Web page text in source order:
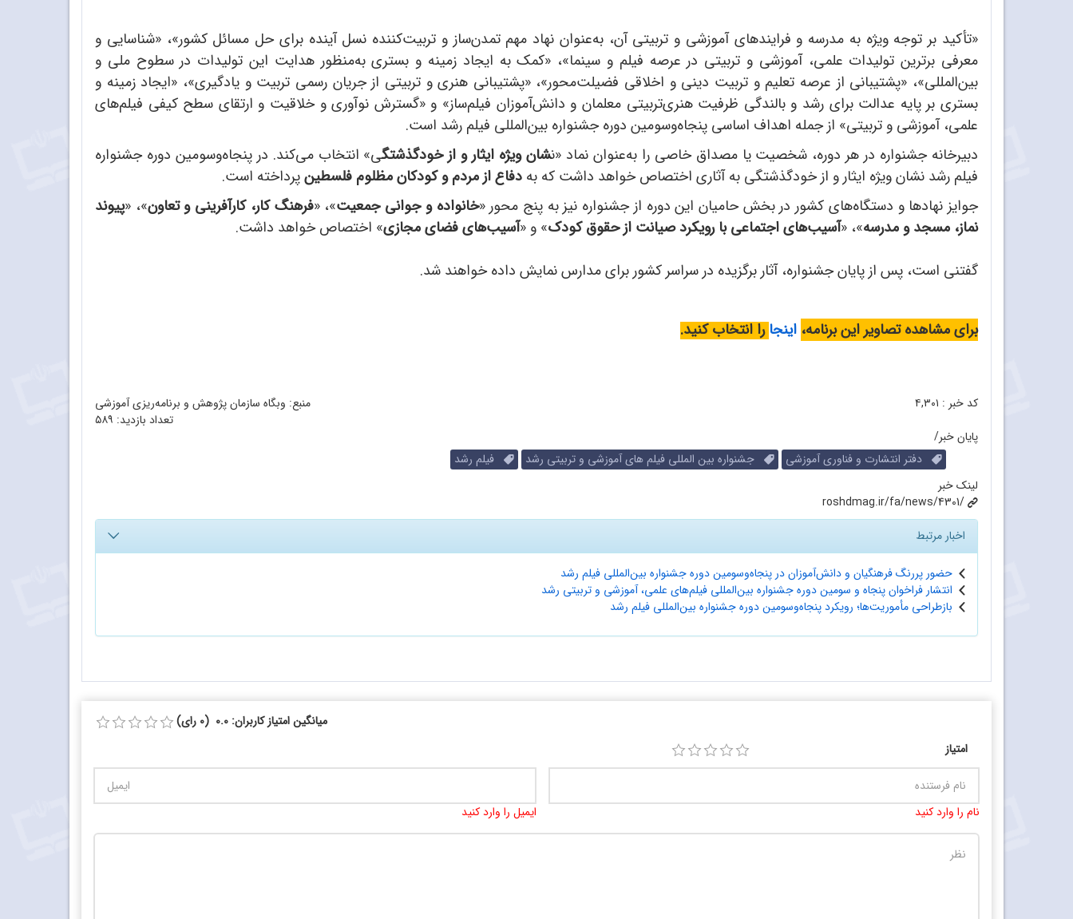
«تأکید بر توجه ویژه به مدرسه و فرایندهای آموزشی و تربیتی آن، به‌عنوان نهاد مهم تمدن‌ساز و تربیت‌کننده نسل آینده برای حل مسائل کشور»، «شناسایی و
معرفی برترین تولیدات علمی، آموزشی و تربیتی در عرصه فیلم و سینما»، «کمک به ایجاد زمینه و بستری به‌منظور هدایت این تولیدات در سطوح ملی و
بین‌المللی»، «پشتیبانی از عرصه تعلیم و تربیت دینی و اخلاقی فضیلت‌محور»، «پشتیبانی هنری و تربیتی از جریان رسمی تربیت و یادگیری»، «ایجاد زمینه و
بستری بر پایه عدالت برای رشد و بالندگی ظرفیت هنری‌تربیتی معلمان و دانش‌آموزان فیلم‌ساز» و «گسترش نوآوری و خلاقیت و ارتقای سطح کیفی فیلم‌های
علمی، آموزشی و تربیتی» از جمله اهداف اساسی پنجاه‌و‌سومین دوره جشنواره بین‌المللی فیلم‌ رشد است.
دبیرخانه جشنواره در هر دوره‌، شخصیت یا مصداق خاصی را به‌عنوان نماد «نشان ویژه ایثار و از خودگذشتگی» انتخاب می‌کند. در پنجاه‌وسومین دوره جشنواره
فیلم رشد نشان ویژه ایثار و از خودگذشتگی به آثاری اختصاص خواهد داشت که به دفاع از مردم و کودکان مظلوم فلسطینپرداخته است.
جوایز نهادها و دستگاه‌های کشور در بخش حامیان این دوره از جشنواره نیز به پنج محور «خانواده و جوانی جمعیت»، «فرهنگ کار، کارآفرینی و تعاون»، «پیوند
نماز، مسجد و مدرسه»، «آسیب‌های اجتماعی با رویکرد صیانت از حقوق کودک» و «آسیب‌های فضای مجازی» اختصاص خواهد داشت.
گفتنی است، پس از پایان جشنواره، آثار برگزیده در سراسر کشور برای مدارس نمایش داده خواهند شد.
برای مشاهده تصاویر این برنامه، اینجارا انتخاب کنید.
منبع: وبگاه سازمان پژوهش و برنامه‌ریزی آموزشی
تعداد بازدید: ۵۸۹
کد خبر : ۴,۳۰۱
پایان خبر/
دفتر انتشارت و فناوری آموزشی
جشنواره بین المللی فیلم های آموزشی و تربیتی رشد
فیلم رشد
لینک خبر
roshdmag.ir/fa/news/4301/
اخبار مرتبط
حضور پررنگ فرهنگیان و دانش‌آموزان در پنجاه‌و‌سومین دوره جشنواره بین‌المللی فیلم‌ رشد
انتشار فراخوان پنجاه و سومین دوره جشنواره بین‌المللی فیلم‌های علمی، آموزشی و تربیتی رشد
بازطراحی مأموریت‌ها؛ رویکرد پنجاه‌وسومین دوره جشنواره بین‌المللی فیلم رشد
میانگین امتیاز کاربران: 0.0 (0 رای)
امتیاز
نام را وارد کنید ایمیل را وارد کنید